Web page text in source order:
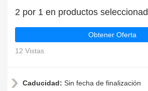
Obtener Oferta
12 Vistas
Caducidad: Sin fecha de finalización